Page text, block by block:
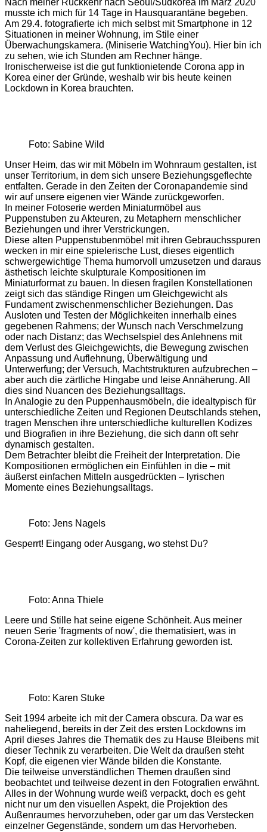
Nach meiner Rückkehr nach Seoul/Südkorea im März 2020
musste ich mich für 14 Tage in Hausquarantäne begeben.
Am 29.4. fotografierte ich mich selbst mit Smartphone in 12
Situationen in meiner Wohnung, im Stile einer
Überwachungskamera. (Miniserie WatchingYou). Hier bin ich
zu sehen, wie ich Stunden am Rechner hänge.
Ironischerweise ist die gut funktionietende Corona app in
Korea einer der Gründe, weshalb wir bis heute keinen
Lockdown in Korea brauchten.
Foto: Sabine Wild
Unser Heim, das wir mit Möbeln im Wohnraum gestalten, ist
unser Territorium, in dem sich unsere Beziehungsgeflechte
entfalten. Gerade in den Zeiten der Coronapandemie sind
wir auf unsere eigenen vier Wände zurückgeworfen.
In meiner Fotoserie werden Miniaturmöbel aus
Puppenstuben zu Akteuren, zu Metaphern menschlicher
Beziehungen und ihrer Verstrickungen.
Diese alten Puppenstubenmöbel mit ihren Gebrauchsspuren
wecken in mir eine spielerische Lust, dieses eigentlich
schwergewichtige Thema humorvoll umzusetzen und daraus
ästhetisch leichte skulpturale Kompositionen im
Miniaturformat zu bauen. In diesen fragilen Konstellationen
zeigt sich das ständige Ringen um Gleichgewicht als
Fundament zwischenmenschlicher Beziehungen. Das
Ausloten und Testen der Möglichkeiten innerhalb eines
gegebenen Rahmens; der Wunsch nach Verschmelzung
oder nach Distanz; das Wechselspiel des Anlehnens mit
dem Verlust des Gleichgewichts, die Bewegung zwischen
Anpassung und Auflehnung, Überwältigung und
Unterwerfung; der Versuch, Machtstrukturen aufzubrechen –
aber auch die zärtliche Hingabe und leise Annäherung. All
dies sind Nuancen des Beziehungsalltags.
In Analogie zu den Puppenhausmöbeln, die idealtypisch für
unterschiedliche Zeiten und Regionen Deutschlands stehen,
tragen Menschen ihre unterschiedliche kulturellen Kodizes
und Biografien in ihre Beziehung, die sich dann oft sehr
dynamisch gestalten.
Dem Betrachter bleibt die Freiheit der Interpretation. Die
Kompositionen ermöglichen ein Einfühlen in die – mit
äußerst einfachen Mitteln ausgedrückten – lyrischen
Momente eines Beziehungsalltags.
Foto: Jens Nagels
Gesperrt! Eingang oder Ausgang, wo stehst Du?
Foto: Anna Thiele
Leere und Stille hat seine eigene Schönheit. Aus meiner
neuen Serie 'fragments of now', die thematisiert, was in
Corona-Zeiten zur kollektiven Erfahrung geworden ist.
Foto: Karen Stuke
Seit 1994 arbeite ich mit der Camera obscura. Da war es
naheliegend, bereits in der Zeit des ersten Lockdowns im
April dieses Jahres die Thematik des zu Hause Bleibens mit
dieser Technik zu verarbeiten. Die Welt da draußen steht
Kopf, die eigenen vier Wände bilden die Konstante.
Die teilweise unverständlichen Themen draußen sind
beobachtet und teilweise dezent in den Fotografien erwähnt.
Alles in der Wohnung wurde weiß verpackt, doch es geht
nicht nur um den visuellen Aspekt, die Projektion des
Außenraumes hervorzuheben, oder gar um das Verstecken
einzelner Gegenstände, sondern um das Hervorheben.